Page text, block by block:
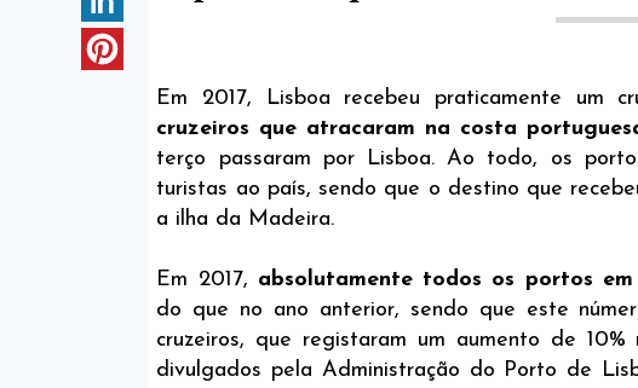
Em 2017, Lisboa recebeu praticamente um
cruzeiros que atracaram na costa
terço passaram por Lisboa. Ao todo, os
turistas ao país, sendo que o destino que
a ilha da Madeira.
Em 2017, absolutamente todos os portos
do que no ano anterior, sendo que este
cruzeiros, que registaram um aumento de 10%
divulgados pela Administração do Porto de